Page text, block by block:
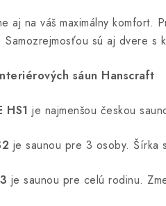
aj na váš maximálny
sú aj dvere s
sáun Hanscraft
HS1 je najmenšou českou
je saunou pre 3 osoby. Šírka
je saunou pre celú rodinu.